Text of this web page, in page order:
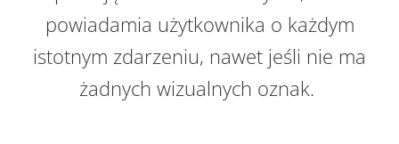
powiadamia użytkownika o każdym
istotnym zdarzeniu, nawet jeśli nie ma
żadnych wizualnych oznak.